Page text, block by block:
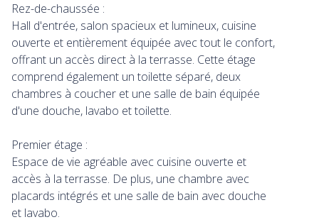
Rez-de-chaussée :
Hall d'entrée, salon spacieux et lumineux, cuisine
ouverte et entièrement équipée avec tout le confort,
offrant un accès direct à la terrasse. Cette étage
comprend également un toilette séparé, deux
chambres à coucher et une salle de bain équipée
d'une douche, lavabo et toilette.
Premier étage :
Espace de vie agréable avec cuisine ouverte et
accès à la terrasse. De plus, une chambre avec
placards intégrés et une salle de bain avec douche
et lavabo.